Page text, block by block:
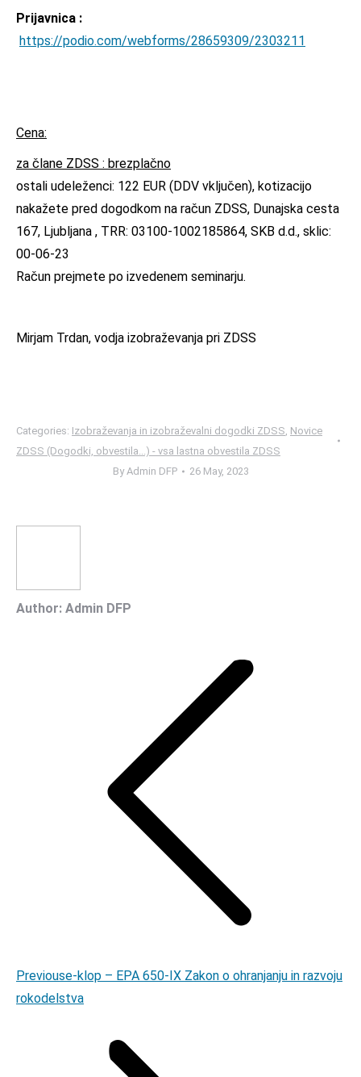
Prijavnica :
https://podio.com/webforms/28659309/2303211
Cena:
za člane ZDSS : brezplačno
ostali udeleženci: 122 EUR (DDV vključen), kotizacijo
nakažete pred dogodkom na račun ZDSS, Dunajska cesta
167, Ljubljana , TRR: 03100-1002185864, SKB d.d., sklic:
00-06-23
Račun prejmete po izvedenem seminarju.
Mirjam Trdan, vodja izobraževanja pri ZDSS
Categories: Izobraževanja in izobraževalni dogodki ZDSS, Novice
ZDSS (Dogodki, obvestila...) - vsa lastna obvestila ZDSS
ByAdmin DFP 26 May, 2023
Author: Admin DFP
PreviousPrevious
post:
e-klop – EPA 650-IX Zakon o ohranjanju in razvoju
rokodelstva